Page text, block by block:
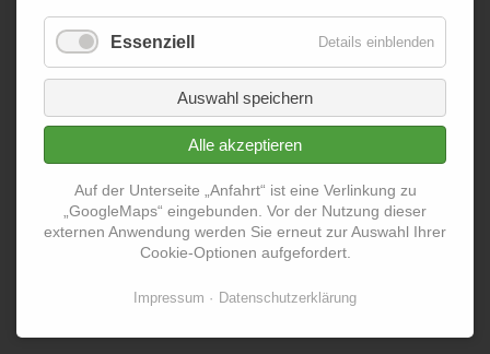
Essenziell Details einblenden
Auswahl speichern
Alle akzeptieren
Auf der Unterseite „Anfahrt“ ist eine Verlinkung zu
„GoogleMaps“ eingebunden. Vor der Nutzung dieser
externen Anwendung werden Sie erneut zur Auswahl Ihrer
Cookie-Optionen aufgefordert.
Impressum Datenschutzerklärung